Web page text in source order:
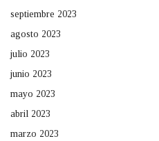
septiembre 2023
agosto 2023
julio 2023
junio 2023
mayo 2023
abril 2023
marzo 2023